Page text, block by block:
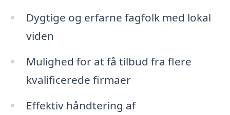
Dygtige og erfarne fagfolk med lokal
viden
Mulighed for at få tilbud fra flere
kvalificerede firmaer
Effektiv håndtering af